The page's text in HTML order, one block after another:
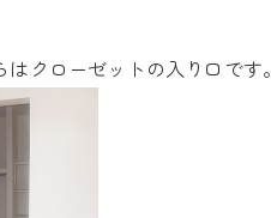
クローゼットの入り口です。